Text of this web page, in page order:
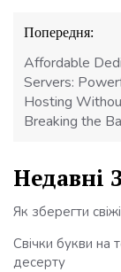
Навігація
записів
Попередня:
Affordable
Servers:
Hosting
Breaking the
Недавні
Як зберегти
Свічки букви на
десерту